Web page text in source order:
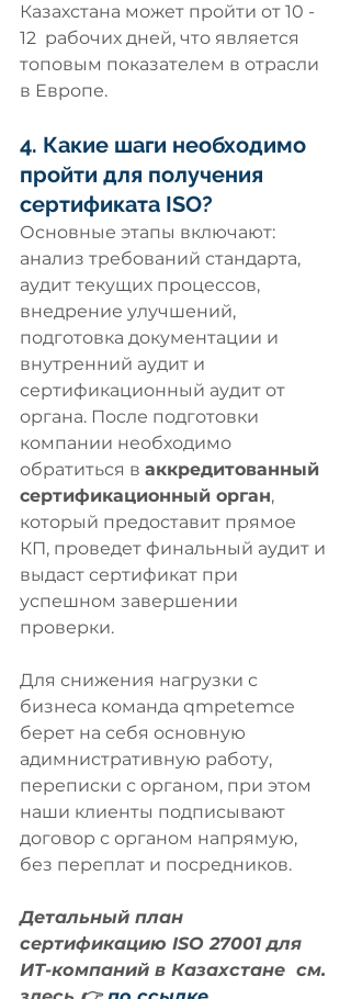
Казахстана может пройти от 10 -
12  рабочих дней, что является
топовым показателем в отрасли
в Европе.
4. Какие шаги необходимо
пройти для получения
сертификата ISO?
Основные этапы включают:
анализ требований стандарта,
аудит текущих процессов,
внедрение улучшений,
подготовка документации и
внутренний аудит и
сертификационный аудит от
органа. После подготовки
компании необходимо
обратиться в аккредитованный
сертификационный орган,
который предоставит прямое
КП, проведет финальный аудит и
выдаст сертификат при
успешном завершении
проверки.
Для снижения нагрузки с
бизнеса команда qmpetemce
берет на себя основную
адимнистративную работу,
переписки с органом, при этом
наши клиенты подписывают
договор с органом напрямую,
без переплат и посредников.
Детальный план
сертификацию ISO 27001 для
ИТ-компаний в Казахстане  см.